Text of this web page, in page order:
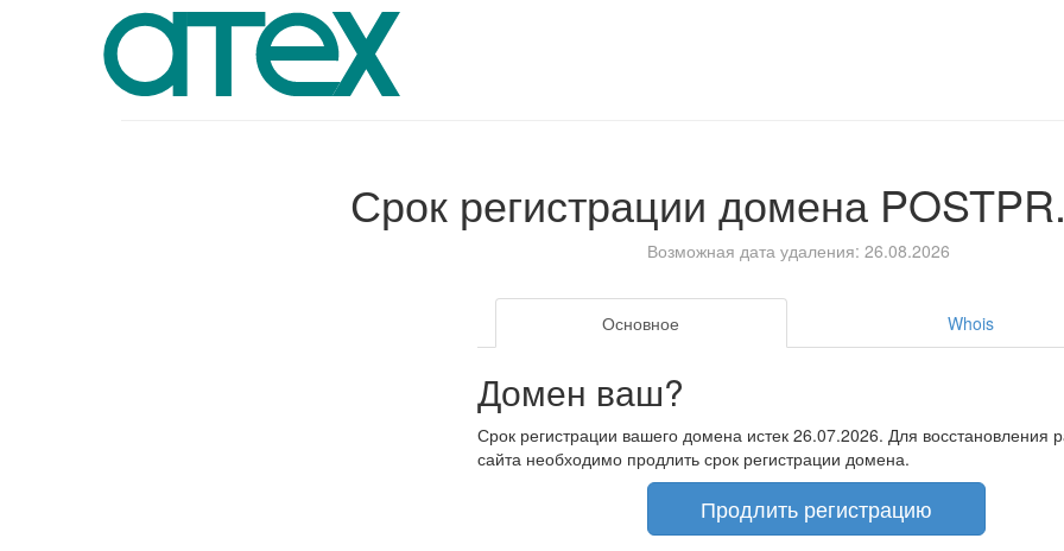
Срок регистрации домена
Возможная дата удаления: 26.08.2026
Основное Whois
Домен ваш?
Срок регистрации вашего домена истек 26.07.2026. Для восстановления
сайта необходимо продлить срок регистрации домена.
Продлить регистрацию